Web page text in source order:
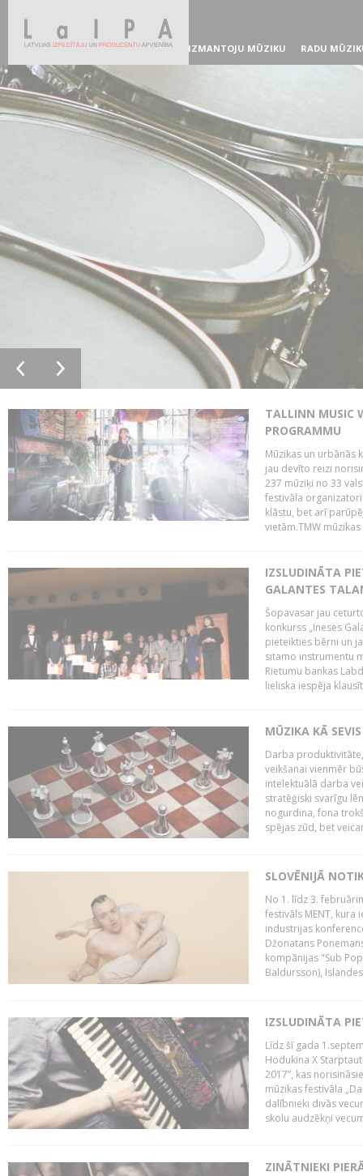
IZMANTOJU MŪZIKU RADU
TALLINN MUSIC
PROGRAMMU
Mūzikas un urbānās
jau devīto reizi
237 mūziķi no 33
festivāla
klāstu, bet arī
vietām.TMW
IZSLUDINĀTA
GALANTES
Šopavasar jau
konkurss „Ineses
pieteikties bērni un
sitamo instrumentu
Rietumu bankas
lieliska iespēja
MŪZIKA KĀ
Darba
veikšanai vienmēr
intelektuālā darba
stratēģiski svarīgu
nogurdina, fona
spējas zūd, bet
SLOVĒNIJĀ
No 1. līdz 3.
festivāls MENT, kura
industrijas
Džonatans
kompānijas "Sub
Baldursson),
IZSLUDINĀTA
Līdz šī gada
Hodukina X
2017”, kas
mūzikas festivāla
dalībnieki divās
skolu audzēkņi
ZINĀTNIEKI